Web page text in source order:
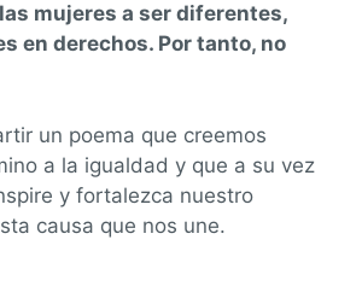
mujeres a ser diferentes,
en derechos. Por tanto, no
un poema que creemos
a la igualdad y que a su vez
y fortalezca nuestro
causa que nos une.